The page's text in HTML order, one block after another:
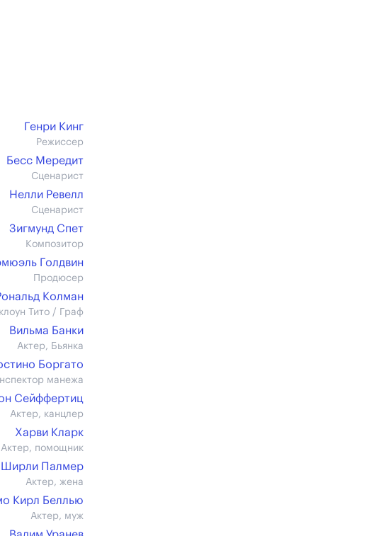
Генри Кинг
Режиссер
Бесс Мередит
Сценарист
Нелли Ревелл
Сценарист
Зигмунд Спет
Композитор
Голдвин
Продюсер
Колман
Тито / Граф
Вильма Банки
Актер, Бьянка
Боргато
манежа
Сейффертиц
Актер, канцлер
Харви Кларк
Актер, помощник
Ширли Палмер
Актер, жена
Кирл Беллью
Актер, муж